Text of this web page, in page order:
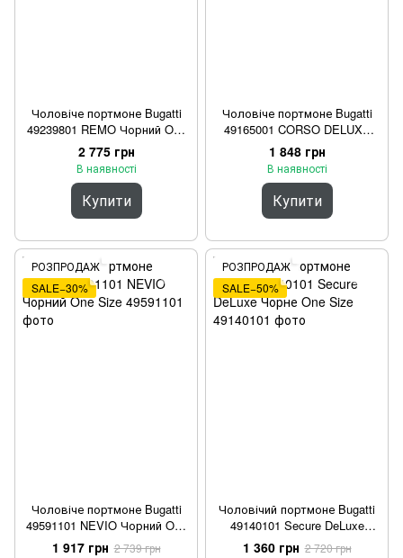
Чоловіче портмоне Bugatti
49239801 REMO Чорний One
Size
2 775 грн
В наявності
Купити
Чоловіче портмоне Bugatti
49165001 CORSO DELUXE
Чорний One Size
1 848 грн
В наявності
Купити
РОЗПРОДАЖ
SALE−30%
Чоловіче портмоне Bugatti
49591101 NEVIO Чорний One
Size
1 917 грн 2 739 грн
РОЗПРОДАЖ
SALE−50%
Чоловічий портмоне Bugatti
49140101 Secure DeLuxe
Чорне One Size
1 360 грн 2 720 грн